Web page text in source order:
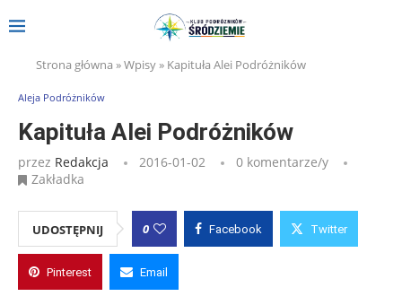
Strona główna »Wpisy» Kapituła Alei Podróżników
Aleja Podróżników
Kapituła Alei Podróżników
przez Redakcja 2016-01-02
0 komentarze/y
Zakładka
UDOSTĘPNIJ 0 Facebook Twitter
Pinterest Email